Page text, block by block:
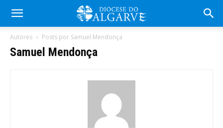
Autores Posts por Samuel Mendonça
Samuel Mendonça